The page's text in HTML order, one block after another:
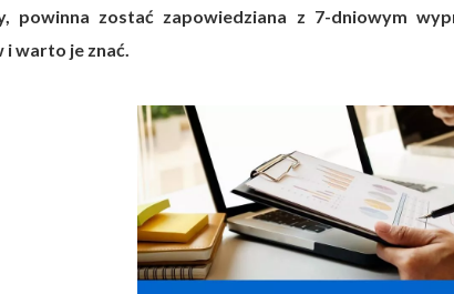
powinna zostać zapowiedziana z 7-dniowym
warto je znać.